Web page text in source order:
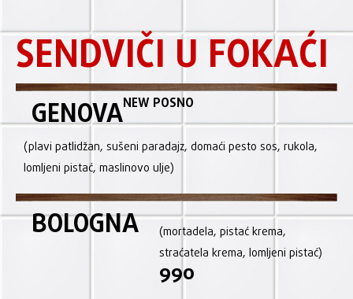
SENDVIČI U FOKAĆI
GENOVANEW POSNO
(plavi patlidžan, sušeni paradajz, domaći pesto sos, rukola,
lomljeni pistać, maslinovo ulje)
BOLOGNA
(mortadela, pistać krema,
straćatela krema, lomljeni pistać)
990